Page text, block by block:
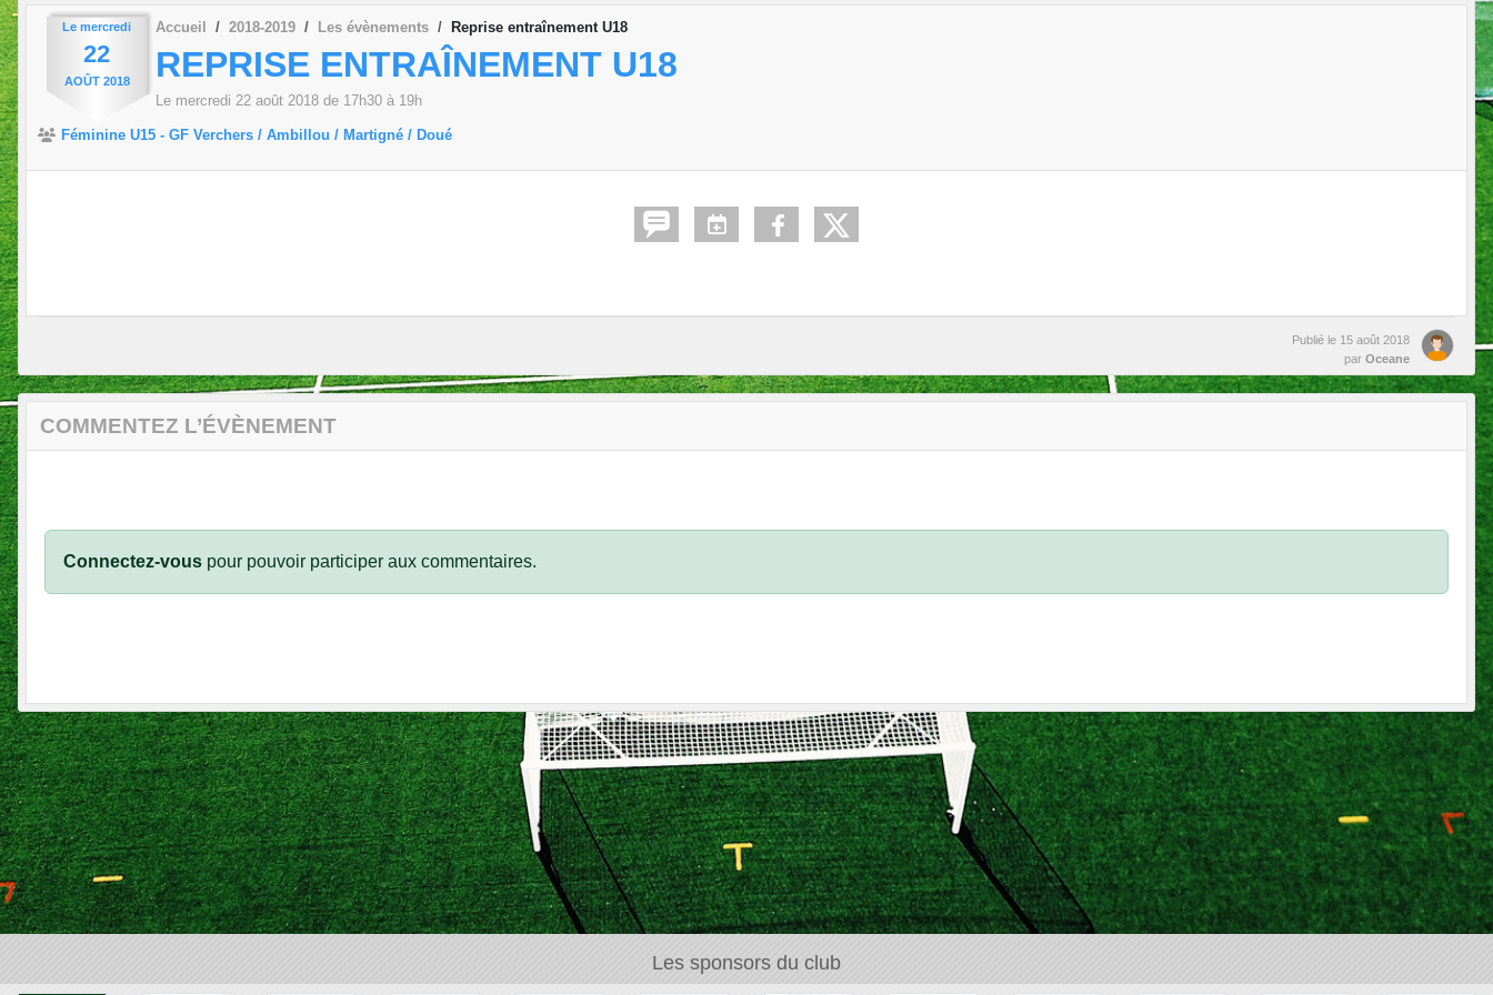
Le mercredi
22
AOÛT 2018
Accueil 2018-2019 Les évènements Reprise entraînement U18
REPRISE ENTRAÎNEMENT U18
Le mercredi 22 août 2018 de 17h30 à 19h
Féminine U15 - GF Verchers / Ambillou / Martigné / Doué
Publié le 15 août 2018
par Oceane
COMMENTEZ L’ÉVÈNEMENT
Connectez-vous pour pouvoir participer aux commentaires.
Les sponsors du club